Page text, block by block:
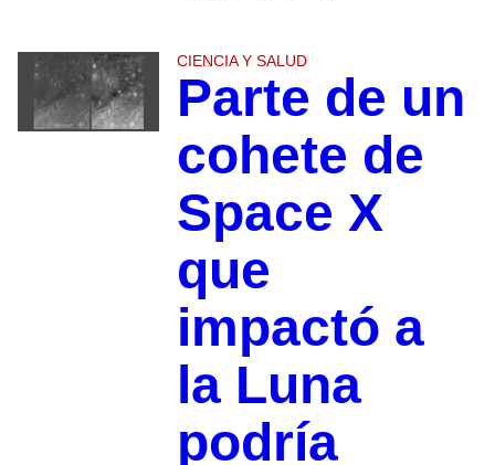
CIENCIA Y SALUD
Parte de un
cohete de
Space X
que
impactó a
la Luna
podría